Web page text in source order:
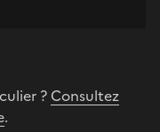
? Consultez
.